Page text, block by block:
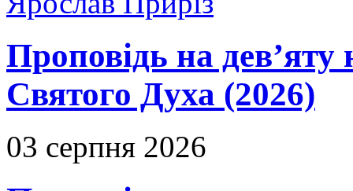
Проповідь на дев’яту
Святого Духа (2026)
03 серпня 2026